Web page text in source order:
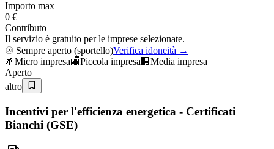
Importo max
0 €
Contributo
Il servizio è gratuito per le imprese selezionate.
♾️ Sempre aperto (sportello)Verifica idoneità →
🌱Micro impresa🏬Piccola impresa 🏢 Media impresa
Aperto
altro
Incentivi per l'efficienza energetica - Certificati
Bianchi (GSE)